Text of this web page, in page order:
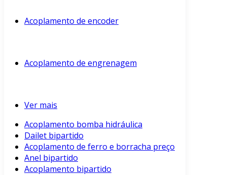
Acoplamento de encoder
Acoplamento de engrenagem
Ver mais
Acoplamento bomba hidráulica
Dailet bipartido
Acoplamento de ferro e borracha preço
Anel bipartido
Acoplamento bipartido